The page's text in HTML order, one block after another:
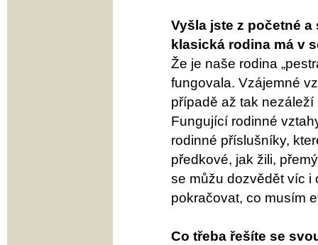
Vyšla jste z početné
klasická rodina má v
Že je naše rodina
fungovala. Vzájemné
případě až tak
Fungující rodinné
rodinné příslušníky,
předkové, jak žili,
se můžu dozvědět víc i
pokračovat, co musím
Co třeba řešíte se